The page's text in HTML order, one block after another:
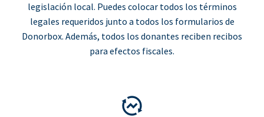
legislación local. Puedes colocar todos los términos
legales requeridos junto a todos los formularios de
Donorbox. Además, todos los donantes reciben recibos
para efectos fiscales.